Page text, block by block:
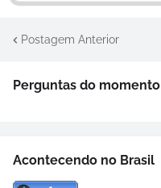
Postagem Anterior
Perguntas do momento
Acontecendo no Brasil